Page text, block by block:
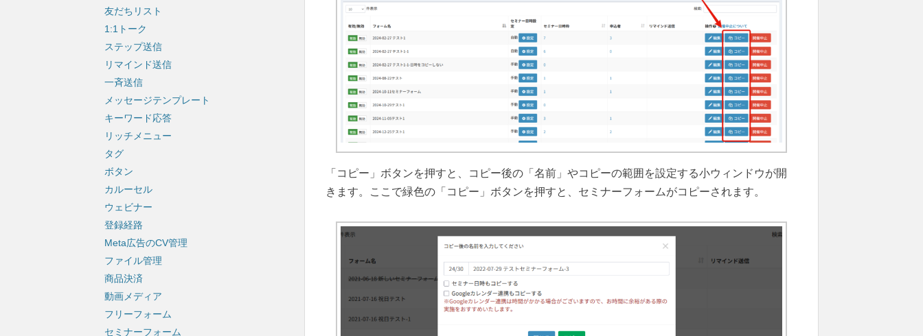
「コピー」ボタンを押すと、コピー後の「名前」やコピーの範囲を設定する小ウィンドウが開
きます。ここで緑色の「コピー」ボタンを押すと、セミナーフォームがコピーされます。
友だちリスト
1:1トーク
ステップ送信
リマインド送信
一斉送信
メッセージテンプレート
キーワード応答
リッチメニュー
タグ
ボタン
カルーセル
ウェビナー
登録経路
Meta広告のCV管理
ファイル管理
商品決済
動画メディア
フリーフォーム
セミナーフォーム